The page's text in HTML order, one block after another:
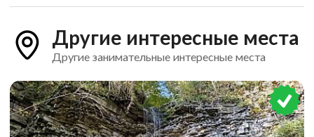
Другие интересные места
Другие занимательные интересные места